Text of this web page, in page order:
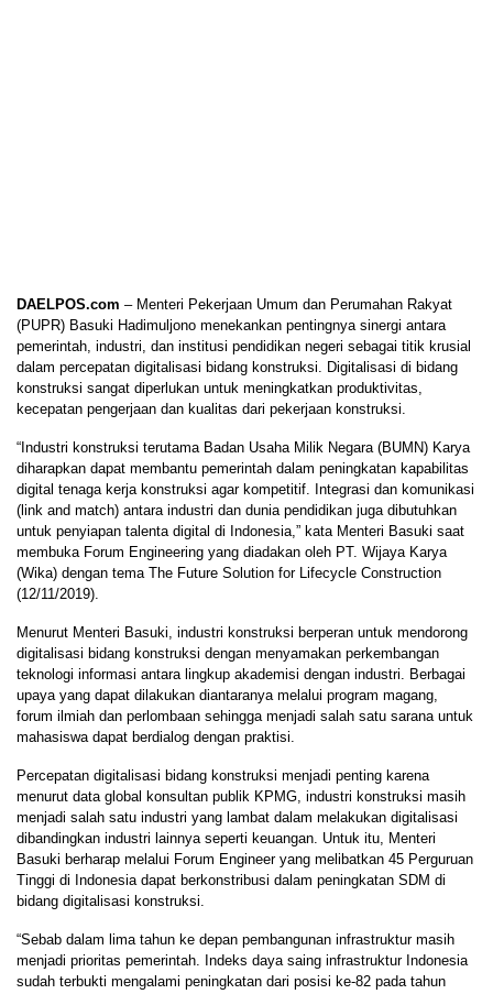
DAELPOS.com – Menteri Pekerjaan Umum dan Perumahan Rakyat
(PUPR) Basuki Hadimuljono menekankan pentingnya sinergi antara
pemerintah, industri, dan institusi pendidikan negeri sebagai titik krusial
dalam percepatan digitalisasi bidang konstruksi. Digitalisasi di bidang
konstruksi sangat diperlukan untuk meningkatkan produktivitas,
kecepatan pengerjaan dan kualitas dari pekerjaan konstruksi.
“Industri konstruksi terutama Badan Usaha Milik Negara (BUMN) Karya
diharapkan dapat membantu pemerintah dalam peningkatan kapabilitas
digital tenaga kerja konstruksi agar kompetitif. Integrasi dan komunikasi
(link and match) antara industri dan dunia pendidikan juga dibutuhkan
untuk penyiapan talenta digital di Indonesia,” kata Menteri Basuki saat
membuka Forum Engineering yang diadakan oleh PT. Wijaya Karya
(Wika) dengan tema The Future Solution for Lifecycle Construction
(12/11/2019).
Menurut Menteri Basuki, industri konstruksi berperan untuk mendorong
digitalisasi bidang konstruksi dengan menyamakan perkembangan
teknologi informasi antara lingkup akademisi dengan industri. Berbagai
upaya yang dapat dilakukan diantaranya melalui program magang,
forum ilmiah dan perlombaan sehingga menjadi salah satu sarana untuk
mahasiswa dapat berdialog dengan praktisi.
Percepatan digitalisasi bidang konstruksi menjadi penting karena
menurut data global konsultan publik KPMG, industri konstruksi masih
menjadi salah satu industri yang lambat dalam melakukan digitalisasi
dibandingkan industri lainnya seperti keuangan. Untuk itu, Menteri
Basuki berharap melalui Forum Engineer yang melibatkan 45 Perguruan
Tinggi di Indonesia dapat berkonstribusi dalam peningkatan SDM di
bidang digitalisasi konstruksi.
“Sebab dalam lima tahun ke depan pembangunan infrastruktur masih
menjadi prioritas pemerintah. Indeks daya saing infrastruktur Indonesia
sudah terbukti mengalami peningkatan dari posisi ke-82 pada tahun